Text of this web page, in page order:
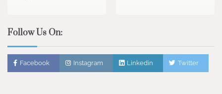
Follow Us On:
Facebook Instagram Linkedin Twitter